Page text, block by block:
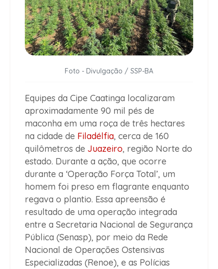
Foto - Divulgação / SSP-BA
Equipes da Cipe Caatinga localizaram
aproximadamente 90 mil pés de
maconha em uma roça de três hectares
na cidade de Filadélfia, cerca de 160
quilômetros de Juazeiro, região Norte do
estado. Durante a ação, que ocorre
durante a ‘Operação Força Total’, um
homem foi preso em flagrante enquanto
regava o plantio. Essa apreensão é
resultado de uma operação integrada
entre a Secretaria Nacional de Segurança
Pública (Senasp), por meio da Rede
Nacional de Operações Ostensivas
Especializadas (Renoe), e as Polícias